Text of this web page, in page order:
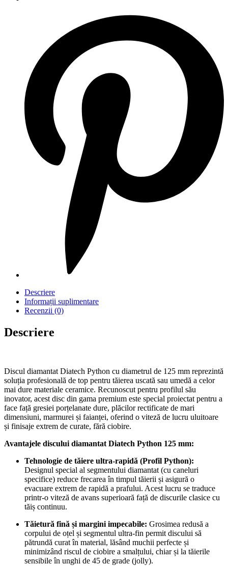
Descriere
Informații suplimentare
Recenzii (0)
Descriere
Discul diamantat Diatech Python cu diametrul de 125 mm reprezintă
soluția profesională de top pentru tăierea uscată sau umedă a celor
mai dure materiale ceramice. Recunoscut pentru profilul său
inovator, acest disc din gama premium este special proiectat pentru a
face față gresiei porțelanate dure, plăcilor rectificate de mari
dimensiuni, marmurei și faianței, oferind o viteză de lucru uluitoare
și finisaje extrem de curate, fără ciobire.
Avantajele discului diamantat Diatech Python 125 mm:
Tehnologie de tăiere ultra-rapidă (Profil Python):
Designul special al segmentului diamantat (cu caneluri
specifice) reduce frecarea în timpul tăierii și asigură o
evacuare extrem de rapidă a prafului. Acest lucru se traduce
printr-o viteză de avans superioară față de discurile clasice cu
tăiș continuu.
Tăietură fină și margini impecabile: Grosimea redusă a
corpului de oțel și segmentul ultra-fin permit discului să
pătrundă curat în material, lăsând muchii perfecte și
minimizând riscul de ciobire a smalțului, chiar și la tăierile
sensibile în unghi de 45 de grade (jolly).